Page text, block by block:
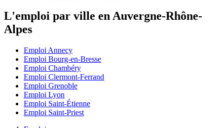
L'emploi par ville en Auvergne-Rhône-
Alpes
Emploi Annecy
Emploi Bourg-en-Bresse
Emploi Chambéry
Emploi Clermont-Ferrand
Emploi Grenoble
Emploi Lyon
Emploi Saint-Étienne
Emploi Saint-Priest